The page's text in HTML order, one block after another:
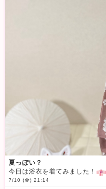
夏っぽい？
今日は浴衣を着てみました！
7/10 (金) 21:14